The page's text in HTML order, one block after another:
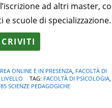
ad altri master,
scuole di specializzazione.
ONLINE E IN PRESENZA, FACOLTÀ DI
TAG: FACOLTÀ DI PSICOLOGIA,
SCIENZE PEDAGOGICHE